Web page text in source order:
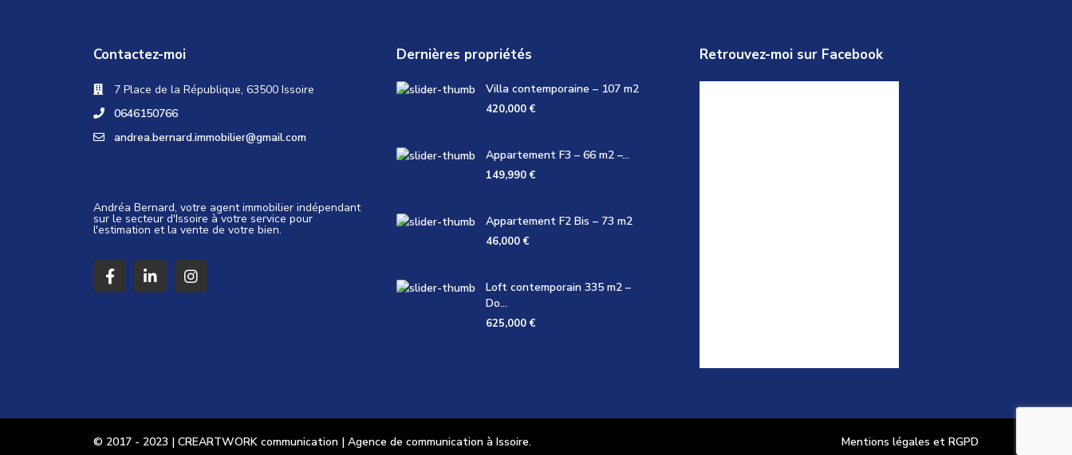
Contactez-moi
7 Place de la République, 63500 Issoire
0646150766
andrea.bernard.immobilier@gmail.com
Andréa Bernard, votre agent immobilier indépendant
sur le secteur d'Issoire à votre service pour
l'estimation et la vente de votre bien.
Dernières propriétés
Villa contemporaine – 107 m2
420,000 €
Appartement F3 – 66 m2 –...
149,990 €
Appartement F2 Bis – 73 m2
46,000 €
Loft contemporain 335 m2 –
Do...
625,000 €
Retrouvez-moi sur Facebook
© 2017 - 2023 | CREARTWORK communication | Agence de communication à Issoire. Mentions légales et RGPD